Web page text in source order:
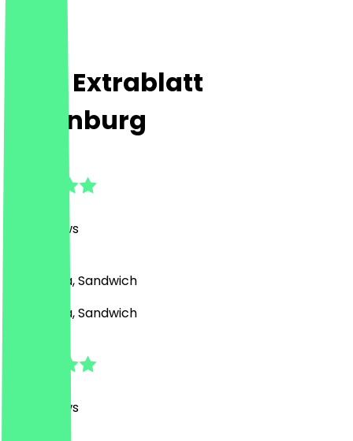
Cafe Extrablatt
Oldenburg
Reviews
Café, Pizza, Sandwich
Café, Pizza, Sandwich
Reviews